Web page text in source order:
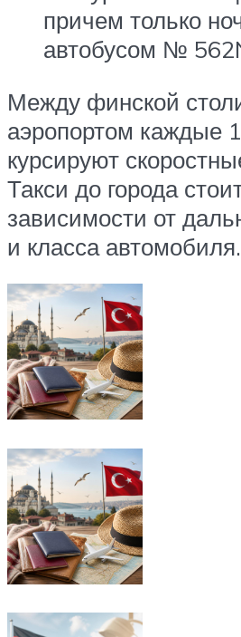
причем только
автобусом №
Между финской
аэропортом каждые
курсируют
Такси до города
зависимости от
и класса автомобиля.